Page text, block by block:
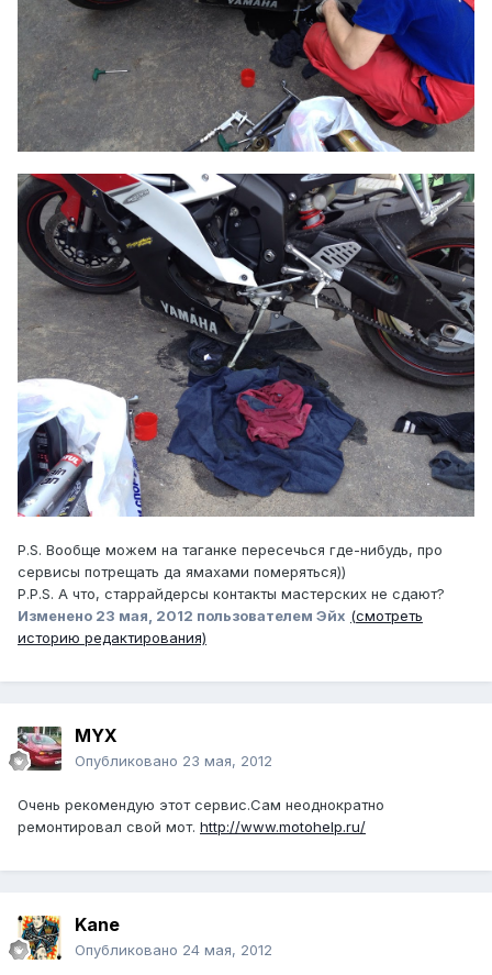
P.S. Вообще можем на таганке пересечься где-нибудь, про
сервисы потрещать да ямахами померяться))
P.P.S. А что, старрайдерсы контакты мастерских не сдают?
Изменено 23 мая, 2012 пользователем Эйх (смотреть
историю редактирования)
MYX
Опубликовано 23 мая, 2012
Очень рекомендую этот сервис.Сам неоднократно
ремонтировал свой мот. http://www.motohelp.ru/
Kane
Опубликовано 24 мая, 2012